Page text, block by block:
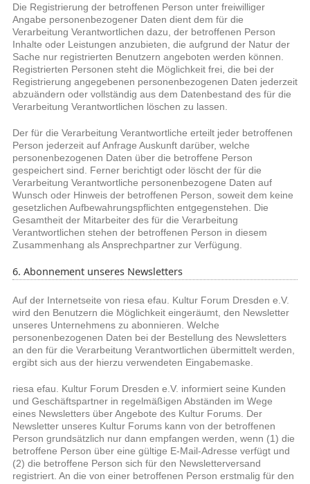
Die Registrierung der betroffenen Person unter freiwilliger
Angabe personenbezogener Daten dient dem für die
Verarbeitung Verantwortlichen dazu, der betroffenen Person
Inhalte oder Leistungen anzubieten, die aufgrund der Natur der
Sache nur registrierten Benutzern angeboten werden können.
Registrierten Personen steht die Möglichkeit frei, die bei der
Registrierung angegebenen personenbezogenen Daten jederzeit
abzuändern oder vollständig aus dem Datenbestand des für die
Verarbeitung Verantwortlichen löschen zu lassen.
Der für die Verarbeitung Verantwortliche erteilt jeder betroffenen
Person jederzeit auf Anfrage Auskunft darüber, welche
personenbezogenen Daten über die betroffene Person
gespeichert sind. Ferner berichtigt oder löscht der für die
Verarbeitung Verantwortliche personenbezogene Daten auf
Wunsch oder Hinweis der betroffenen Person, soweit dem keine
gesetzlichen Aufbewahrungspflichten entgegenstehen. Die
Gesamtheit der Mitarbeiter des für die Verarbeitung
Verantwortlichen stehen der betroffenen Person in diesem
Zusammenhang als Ansprechpartner zur Verfügung.
6. Abonnement unseres Newsletters
Auf der Internetseite von riesa efau. Kultur Forum Dresden e.V.
wird den Benutzern die Möglichkeit eingeräumt, den Newsletter
unseres Unternehmens zu abonnieren. Welche
personenbezogenen Daten bei der Bestellung des Newsletters
an den für die Verarbeitung Verantwortlichen übermittelt werden,
ergibt sich aus der hierzu verwendeten Eingabemaske.
riesa efau. Kultur Forum Dresden e.V. informiert seine Kunden
und Geschäftspartner in regelmäßigen Abständen im Wege
eines Newsletters über Angebote des Kultur Forums. Der
Newsletter unseres Kultur Forums kann von der betroffenen
Person grundsätzlich nur dann empfangen werden, wenn (1) die
betroffene Person über eine gültige E-Mail-Adresse verfügt und
(2) die betroffene Person sich für den Newsletterversand
registriert. An die von einer betroffenen Person erstmalig für den